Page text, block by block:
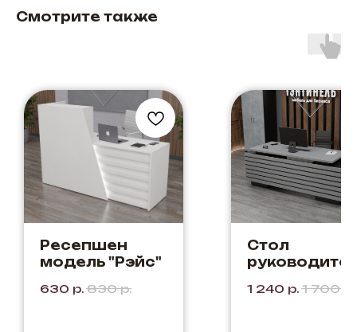
Смотрите также
Ресепшен
модель "Рэйс"
630 р. 830 р.
Стол
Цвет: Серый
1 240 р. 1 700